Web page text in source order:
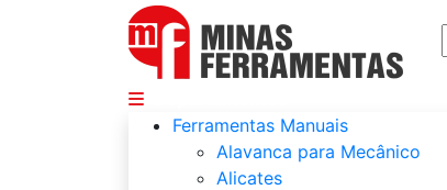
Ferramentas Manuais
Alavanca para Mecânico
Alicates